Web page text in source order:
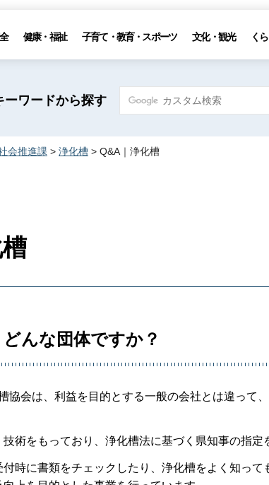
健康・福祉 子育て・教育・スポーツ 文化・観光 く
ーワードから探す
会推進課 > 浄化槽 > Q&A｜浄化槽
んな団体ですか？
協会は、利益を目的とする一般の会社とは違って
術をもっており、浄化槽法に基づく県知事の指定
時に書類をチェックしたり、浄化槽をよく知っ